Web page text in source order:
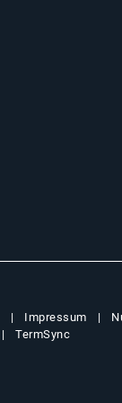
Impressum
TermSync